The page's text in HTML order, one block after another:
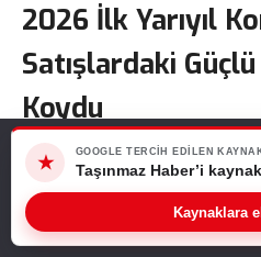
2026 İlk Yarıyıl
Satışlardaki
Koydu
2026 ilk yarıyıl konut
Türkiye genelinde yılın ilk
konut satışı
Web sitemizde size en iyi
kullanıyoruz. Bu siteyi
ettiğinizi
★
GOOGLE TERCIH EDILEN
Taşınmaz Haber’i
Kaynaklara